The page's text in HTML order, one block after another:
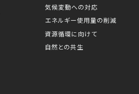
気候変動への対応
エネルギー使用量の削減
資源循環に向けて
自然との共生